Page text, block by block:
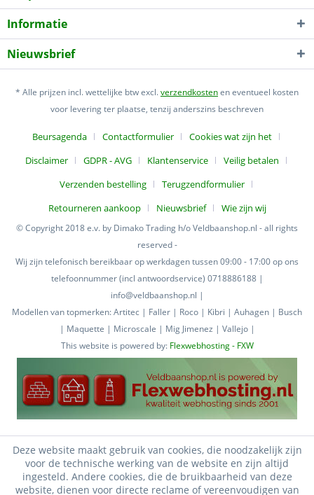
Informatie
Nieuwsbrief
* Alle prijzen incl. wettelijke btw excl.verzendkostenen eventueel kosten
voor levering ter plaatse, tenzij anderszins beschreven
Beursagenda Contactformulier
Cookies wat zijn het
Disclaimer
GDPR - AVG Klantenservice
Veilig betalen
Verzenden bestelling
Terugzendformulier
Retourneren aankoop
Nieuwsbrief Wie zijn wij
© Copyright 2018 e.v. by Dimako Trading h/o Veldbaanshop.nl - all rights
reserved -
Wij zijn telefonisch bereikbaar op werkdagen tussen 09:00 - 17:00 op ons
telefoonnummer (incl antwoordservice) 0718886188 |
info@veldbaanshop.nl |
Modellen van topmerken: Artitec | Faller | Roco | Kibri | Auhagen | Busch
| Maquette | Microscale | Mig Jimenez | Vallejo |
This website is powered by: Flexwebhosting - FXW
Deze website maakt gebruik van cookies, die noodzakelijk zijn
voor de technische werking van de website en zijn altijd
ingesteld. Andere cookies, die de bruikbaarheid van deze
website, dienen voor directe reclame of vereenvoudigen van